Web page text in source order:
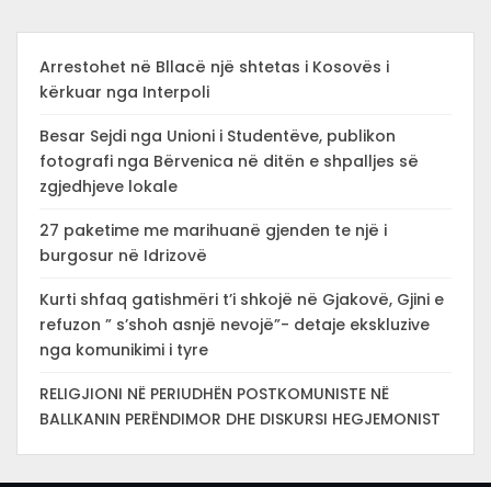
Arrestohet në Bllacë një shtetas i Kosovës i
kërkuar nga Interpoli
Besar Sejdi nga Unioni i Studentëve, publikon
fotografi nga Bërvenica në ditën e shpalljes së
zgjedhjeve lokale
27 paketime me marihuanë gjenden te një i
burgosur në Idrizovë
Kurti shfaq gatishmëri t’i shkojë në Gjakovë, Gjini e
refuzon ” s’shoh asnjë nevojë”- detaje ekskluzive
nga komunikimi i tyre
RELIGJIONI NË PERIUDHËN POSTKOMUNISTE NË
BALLKANIN PERËNDIMOR DHE DISKURSI HEGJEMONIST